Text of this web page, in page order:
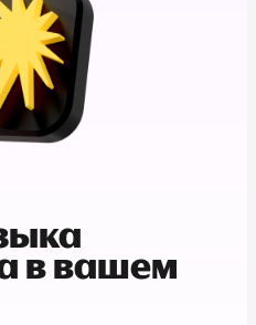
в вашем